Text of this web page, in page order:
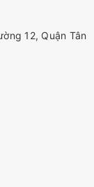
12, Quận Tân